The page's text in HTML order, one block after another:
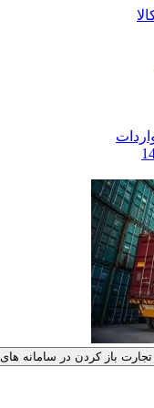
باز کردن در سامانه